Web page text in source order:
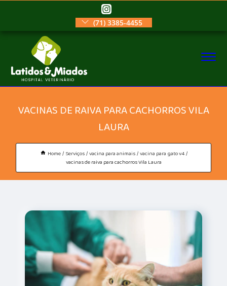
(71) 3385-4455
VACINAS DE RAIVA PARA CACHORROS VILA
LAURA
Home Serviços vacina para animais vacina para gato v4
vacinas de raiva para cachorros Vila Laura